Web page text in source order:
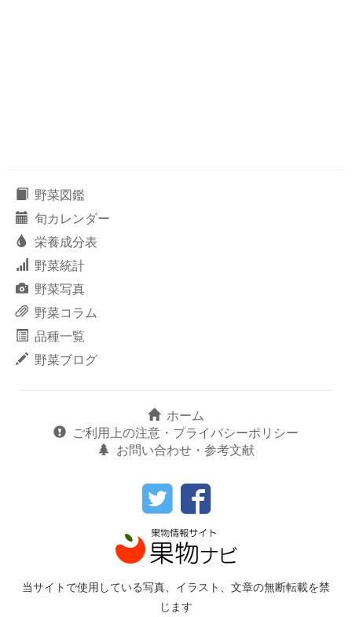
野菜図鑑
旬カレンダー
栄養成分表
野菜統計
野菜写真
野菜コラム
品種一覧
野菜ブログ
ホーム
ご利用上の注意・プライバシーポリシー
お問い合わせ・参考文献
当サイトで使用している写真、イラスト、文章の無断転載を禁
じます